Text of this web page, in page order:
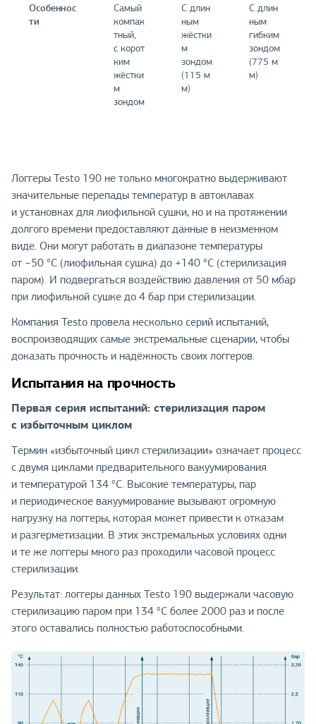
Особеннос
ти
Самый
компак
тный,
с корот
ким
жёстки
м
зондом
С длин
ным
жёстки
м
зондом
(115 м
м)
С длин
ным
гибким
зондом
(775 м
м)
Логгеры Testo 190 не только многократно выдерживают
значительные перепады температур в автоклавах
и установках для лиофильной сушки, но и на протяжении
долгого времени предоставляют данные в неизменном
виде. Они могут работать в диапазоне температуры
от −50 °C (лиофильная сушка) до +140 °C (стерилизация
паром). И подвергаться воздействию давления от 50 мбар
при лиофильной сушке до 4 бар при стерилизации.
Компания Testo провела несколько серий испытаний,
воспроизводящих самые экстремальные сценарии, чтобы
доказать прочность и надёжность своих логгеров.
Испытания на прочность
Первая серия испытаний: стерилизация паром
с избыточным циклом
Термин «избыточный цикл стерилизации» означает процесс
с двумя циклами предварительного вакуумирования
и температурой 134 °C. Высокие температуры, пар
и периодическое вакуумирование вызывают огромную
нагрузку на логгеры, которая может привести к отказам
и разгерметизации. В этих экстремальных условиях одни
и те же логгеры много раз проходили часовой процесс
стерилизации.
Результат: логгеры данных Testo 190 выдержали часовую
стерилизацию паром при 134 °C более 2000 раз и после
этого оставались полностью работоспособными.